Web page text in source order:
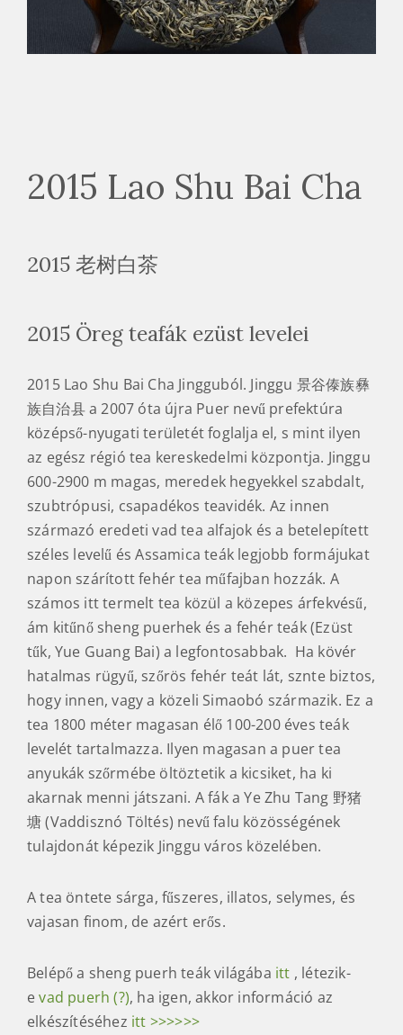
2015 Lao Shu Bai Cha
2015 老树白茶
2015 Öreg teafák ezüst levelei
2015 Lao Shu Bai Cha Jingguból. Jinggu 景谷傣族彝
族自治县 a 2007 óta újra Puer nevű prefektúra
középső-nyugati területét foglalja el, s mint ilyen
az egész régió tea kereskedelmi központja. Jinggu
600-2900 m magas, meredek hegyekkel szabdalt,
szubtrópusi, csapadékos teavidék. Az innen
származó eredeti vad tea alfajok és a betelepített
széles levelű és Assamica teák legjobb formájukat
napon szárított fehér tea műfajban hozzák. A
számos itt termelt tea közül a közepes árfekvésű,
ám kitűnő sheng puerhek és a fehér teák (Ezüst
tűk, Yue Guang Bai) a legfontosabbak. Ha kövér
hatalmas rügyű, szőrös fehér teát lát, sznte biztos,
hogy innen, vagy a közeli Simaobó származik. Ez a
tea 1800 méter magasan élő 100-200 éves teák
levelét tartalmazza. Ilyen magasan a puer tea
anyukák szőrmébe öltöztetik a kicsiket, ha ki
akarnak menni játszani. A fák a Ye Zhu Tang 野猪
塘 (Vaddisznó Töltés) nevű falu közösségének
tulajdonát képezik Jinggu város közelében.
A tea öntete sárga, fűszeres, illatos, selymes, és
vajasan finom, de azért erős.
Belépő a sheng puerh teák világába itt , létezik-
evad puerh (?), ha igen, akkor információ az
elkészítéséhez itt >>>>>>